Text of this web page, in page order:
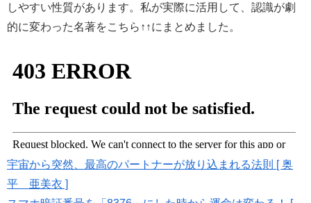
しやすい性質があります。私が実際に活用して、認識が劇
的に変わった名著をこちら↑↑にまとめました。
宇宙から突然、最高のパートナーが放り込まれる法則 [ 奥
平 亜美衣 ]